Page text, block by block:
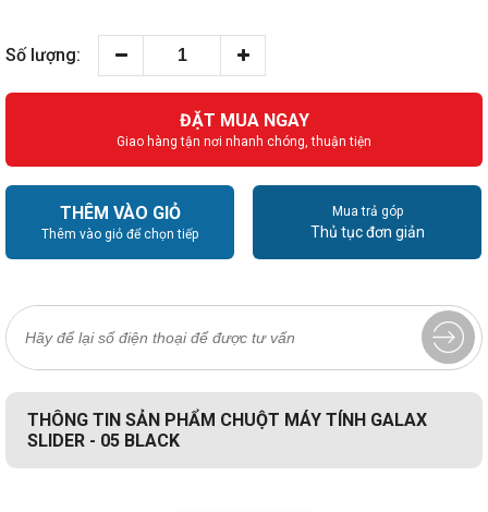
Số lượng:
ĐẶT MUA NGAY
Giao hàng tận nơi nhanh chóng, thuận tiện
THÊM VÀO GIỎ
Thêm vào giỏ để chọn tiếp
Mua trả góp
Thủ tục đơn giản
THÔNG TIN SẢN PHẨM CHUỘT MÁY TÍNH GALAX
SLIDER - 05 BLACK